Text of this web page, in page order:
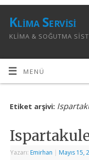
Klima Servisi
KLIMA & SOĞUTMA
MENÜ
Etiket arşivi:
Yazarı: Emirhan | Mayıs 15,